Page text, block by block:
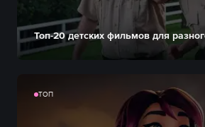
Топ-20 детских фильмов для
ТОП